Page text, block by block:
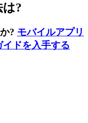
?
? モバイルアプリ
ドを入手する